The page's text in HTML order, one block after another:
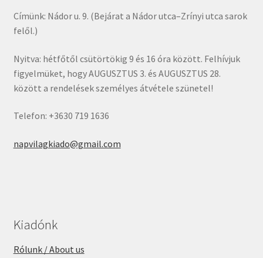
Címünk: Nádor u. 9. (Bejárat a Nádor utca–Zrínyi utca sarok
felől.)
Nyitva: hétfőtől csütörtökig 9 és 16 óra között. Felhívjuk
figyelmüket, hogy AUGUSZTUS 3. és AUGUSZTUS 28.
között a rendelések személyes átvétele szünetel!
Telefon: +3630 719 1636
napvilagkiado@gmail.com
Kiadónk
Rólunk / About us